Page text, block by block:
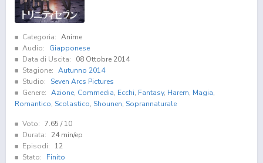
Categoria: Anime
Audio:
Giapponese
Data di Uscita:
08 Ottobre 2014
Stagione: Autunno 2014
Studio:
Seven Arcs Pictures
Genere: Azione, Commedia, Ecchi, Fantasy, Harem, Magia,
Romantico, Scolastico, Shounen, Soprannaturale
Voto: 7.65 / 10
Durata:
24 min/ep
Episodi:
12
Stato:
Finito